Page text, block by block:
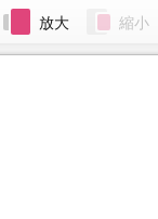
放大 縮小